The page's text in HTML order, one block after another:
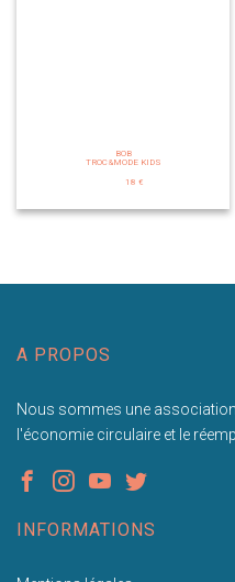
BOB
TROC&MODE KIDS
18 €
A PROPOS
Nous sommes une
l'économie circulaire et le
INFORMATIONS